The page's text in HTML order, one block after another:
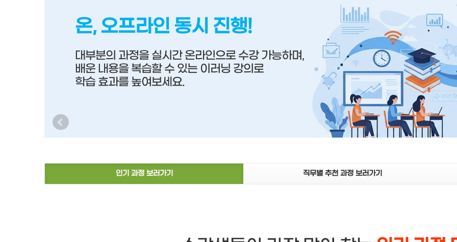
온, 오프라인 동시 진행!
대부분의 과정을 실시간 온라인으로 수강 가능하며,
배운 내용을 복습할 수 있는 이러닝 강의로
학습 효과를 높여보세요.
인기 과정 보러가기 직무별 추천 과정 보러가기